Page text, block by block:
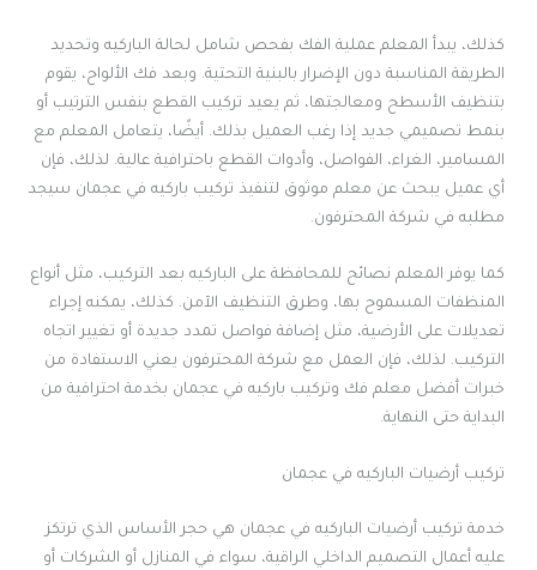
كذلك، يبدأ المعلم عملية الفك بفحص شامل لحالة الباركيه وتحديد
الطريقة المناسبة دون الإضرار بالبنية التحتية. وبعد فك الألواح، يقوم
بتنظيف الأسطح ومعالجتها، ثم يعيد تركيب القطع بنفس الترتيب أو
بنمط تصميمي جديد إذا رغب العميل بذلك. أيضًا، يتعامل المعلم مع
المسامير، الغراء، الفواصل، وأدوات القطع باحترافية عالية. لذلك، فإن
أي عميل يبحث عن معلم موثوق لتنفيذ تركيب باركيه في عجمان سيجد
مطلبه في شركة المحترفون.
كما يوفر المعلم نصائح للمحافظة على الباركيه بعد التركيب، مثل أنواع
المنظفات المسموح بها، وطرق التنظيف الآمن. كذلك، يمكنه إجراء
تعديلات على الأرضية، مثل إضافة فواصل تمدد جديدة أو تغيير اتجاه
التركيب. لذلك، فإن العمل مع شركة المحترفون يعني الاستفادة من
خبرات أفضل معلم فك وتركيب باركيه في عجمان بخدمة احترافية من
البداية حتى النهاية.
تركيب أرضيات الباركيه في عجمان
خدمة تركيب أرضيات الباركيه في عجمان هي حجر الأساس الذي ترتكز
عليه أعمال التصميم الداخلي الراقية، سواء في المنازل أو الشركات أو